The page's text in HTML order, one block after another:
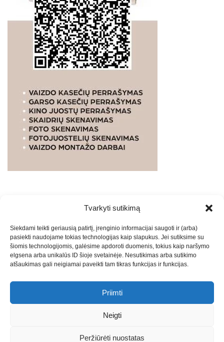
Tvarkyti sutikimą
Siekdami teikti geriausią patirtį, įrenginio informacijai saugoti ir (arba)
pasiekti naudojame tokias technologijas kaip slapukus. Jei sutiksime su
šiomis technologijomis, galėsime apdoroti duomenis, tokius kaip naršymo
elgsena arba unikalūs ID šioje svetainėje. Nesutikimas arba sutikimo
atšaukimas gali neigiamai paveikti tam tikras funkcijas ir funkcijas.
Priimti
Neigti
Peržiūrėti nuostatas
PASLAUGOS. SEO tekstų rašymas, turinio kūrimas,
straipsnių rašymas ir talpinimas į mūsų valdomas
svetaines.2026Armijai.LTTheme: Express News ByAdore
Themes.
Marketingo agentūra -Teisinės
-Saulius Narbutas